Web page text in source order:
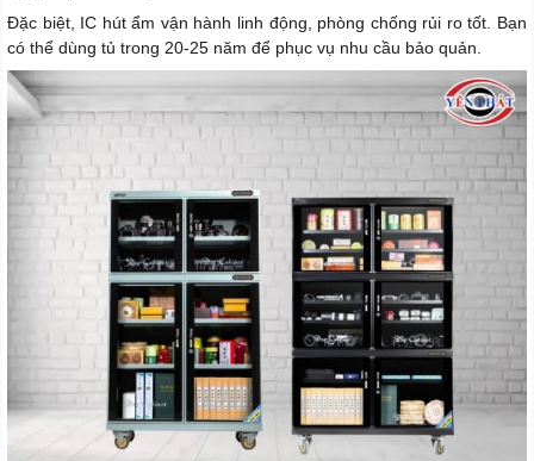
Đặc biệt, IC hút ẩm vận hành linh động, phòng chống rủi ro tốt. Bạn
có thể dùng tủ trong 20-25 năm để phục vụ nhu cầu bảo quản.